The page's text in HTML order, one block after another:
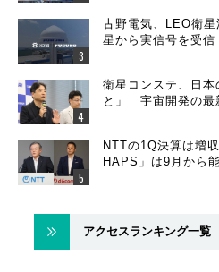
古野電気、LEO衛
星から実信号を受信
衛星コンステ、日本
と」 宇宙開発の最
NTTの1Q決算は増
HAPS」は9月から
アクセスランキング一覧